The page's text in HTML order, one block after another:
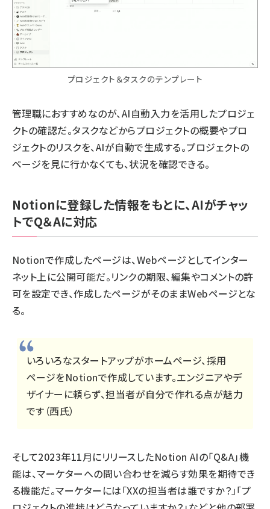
プロジェクト＆タスクのテンプレート
管理職におすすめなのが、AI自動入力を活用したプロジェ
クトの確認だ。タスクなどからプロジェクトの概要やプロ
ジェクトのリスクを、AIが自動で生成する。プロジェクトの
ページを見に行かなくても、状況を確認できる。
Notionに登録した情報をもとに、AIがチャッ
トでQ＆Aに対応
Notionで作成したページは、Webページとしてインター
ネット上に公開可能だ。リンクの期限、編集やコメントの許
可を設定でき、作成したページがそのままWebページとな
る。
いろいろなスタートアップがホームページ、採用
ページをNotionで作成しています。エンジニアやデ
ザイナーに頼らず、担当者が自分で作れる点が魅力
です（西氏）
そして2023年11月にリリースしたNotion AIの「Q&A」機
能は、マーケターへの問い合わせを減らす効果を期待でき
る機能だ。マーケターには「XXの担当者は誰ですか？」「プ